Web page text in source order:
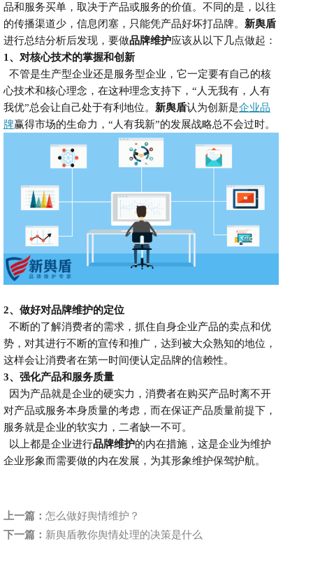
品和服务买单，取决于产品或服务的价值。不同的是，以往
的传播渠道少，信息闭塞，只能凭产品好坏打品牌。 新舆盾
进行总结分析后发现，要做品牌维护应该从以下几点做起：
1、 对核心技术的掌握和创新
不管是生产型企业还是服务型企业，它一定要有自己的核
心技术和核心理念，在这种理念支持下， “人无我有，人有
我优”总会让自己处于有利地位。 新舆盾认为创新是企业品
牌赢得市场的生命力， “人有我新”的发展战略总不会过时。
2、 做好对品牌维护的定位
不断的了解消费者的需求，抓住自身企业产品的卖点和优
势，对其进行不断的宣传和推广，达到被大众熟知的地位，
这样会让消费者在第一时间便认定品牌的信赖性。
3、 强化产品和服务质量
因为产品就是企业的硬实力，消费者在购买产品时离不开
对产品或服务本身质量的考虑，而在保证产品质量前提下，
服务就是企业的软实力，二者缺一不可。
以上都是企业进行品牌维护的内在措施，这是企业为维护
企业形象而需要做的内在发展，为其形象维护保驾护航。
上一篇： 怎么做好舆情维护？
下一篇： 新舆盾教你舆情处理的决策是什么